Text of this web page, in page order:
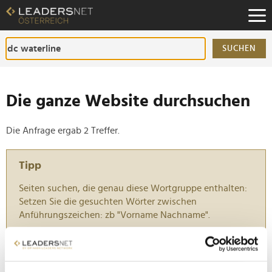
Zum
Inhalt
Zur
Fußzeilen-
Navigation
SUCHEN
Die ganze Website durchsuchen
Die Anfrage ergab 2 Treffer.
Tipp
Seiten suchen, die genau diese Wortgruppe enthalten:
Setzen Sie die gesuchten Wörter zwischen
Anführungszeichen: zb "Vorname Nachname".